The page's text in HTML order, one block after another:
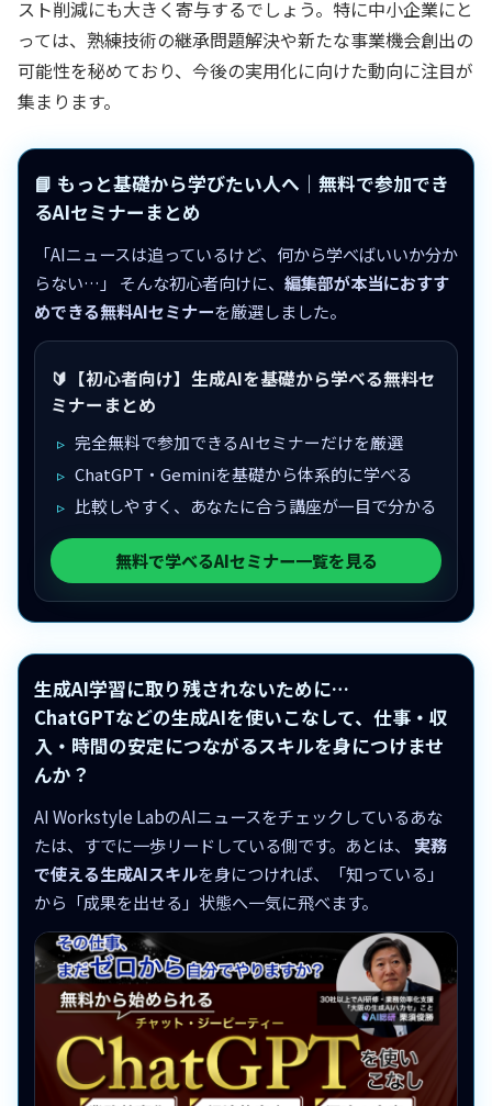
スト削減にも大きく寄与するでしょう。特に中小企業にと
っては、熟練技術の継承問題解決や新たな事業機会創出の
可能性を秘めており、今後の実用化に向けた動向に注目が
集まります。
📘 もっと基礎から学びたい人へ｜無料で参加でき
るAIセミナーまとめ
「AIニュースは追っているけど、何から学べばいいか分か
らない…」 そんな初心者向けに、 編集部が本当におすす
めできる無料AIセミナーを厳選しました。
🔰【初心者向け】生成AIを基礎から学べる無料セ
ミナーまとめ
完全無料で参加できるAIセミナーだけを厳選
ChatGPT・Geminiを基礎から体系的に学べる
比較しやすく、あなたに合う講座が一目で分かる
無料で学べるAIセミナー一覧を見る
生成AI学習に取り残されないために…
ChatGPTなどの生成AIを使いこなして、仕事・収
入・時間の安定につながるスキルを身につけませ
んか？
AI Workstyle LabのAIニュースをチェックしているあな
たは、すでに一歩リードしている側です。あとは、 実務
で使える生成AIスキルを身につければ、「知っている」
から「成果を出せる」状態へ一気に飛べます。